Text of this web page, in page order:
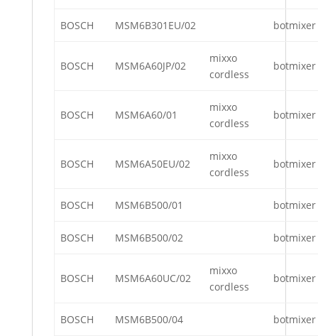
BOSCH MSM6B301EU/02 botmixer
BOSCH MSM6A60JP/02
mixxo
cordless
botmixer
BOSCH MSM6A60/01
mixxo
cordless
botmixer
BOSCH MSM6A50EU/02
mixxo
cordless
botmixer
BOSCH MSM6B500/01 botmixer
BOSCH MSM6B500/02 botmixer
BOSCH MSM6A60UC/02
mixxo
cordless
botmixer
BOSCH MSM6B500/04 botmixer